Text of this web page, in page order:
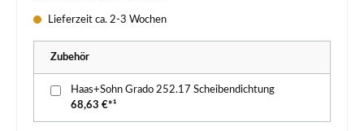
Lieferzeit ca. 2-3 Wochen
Zubehör
Haas+Sohn Grado 252.17 Scheibendichtung
68,63 €*¹